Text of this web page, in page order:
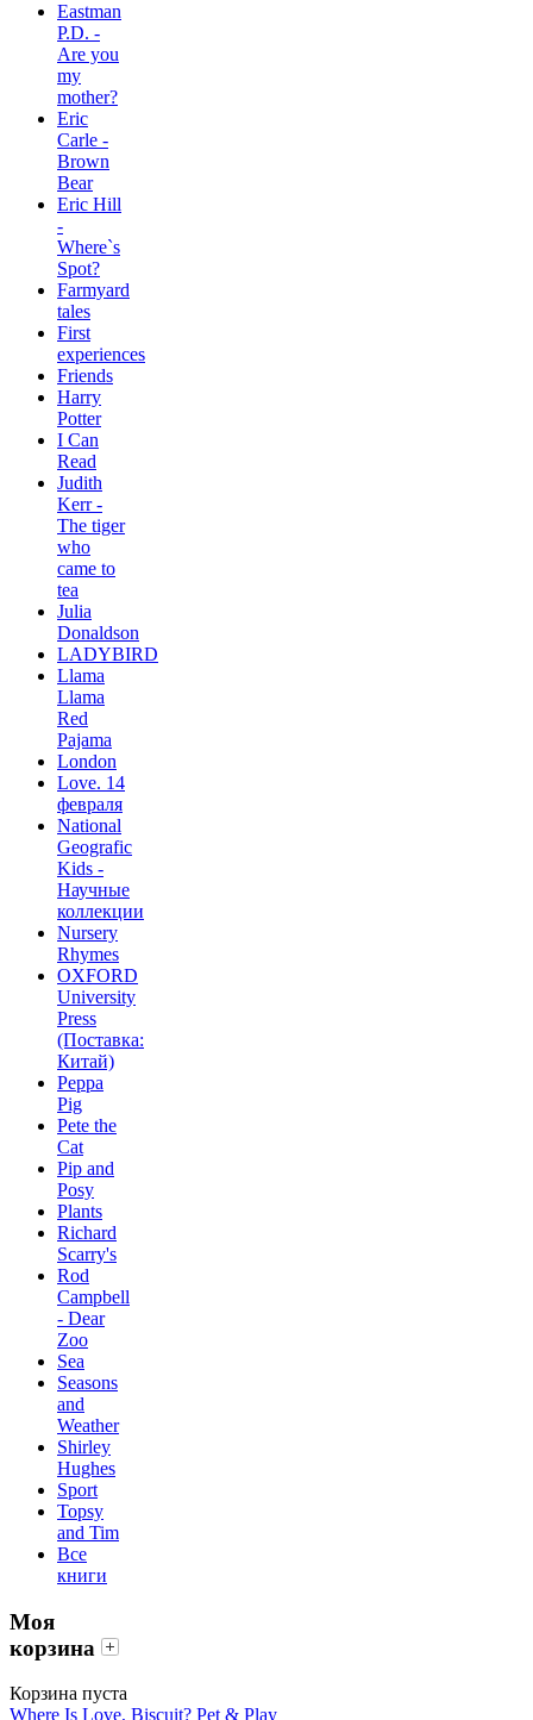
Eastman
P.D. -
Are you
my
mother?
Eric
Carle -
Brown
Bear
Eric Hill
-
Where`s
Spot?
Farmyard
tales
First
experiences
Friends
Harry
Potter
I Can
Read
Judith
Kerr -
The tiger
who
came to
tea
Julia
Donaldson
LADYBIRD
Llama
Llama
Red
Pajama
London
Love. 14
февраля
National
Geografic
Kids -
Научные
коллекции
Nursery
Rhymes
OXFORD
University
Press
(Поставка:
Китай)
Peppa
Pig
Pete the
Сat
Pip and
Posy
Plants
Richard
Scarry's
Rod
Campbell
- Dear
Zoo
Sea
Seasons
and
Weather
Shirley
Hughes
Sport
Topsy
and Tim
Все
книги
Моя
корзина
Корзина пуста
Where Is Love, Biscuit? Pet & Play